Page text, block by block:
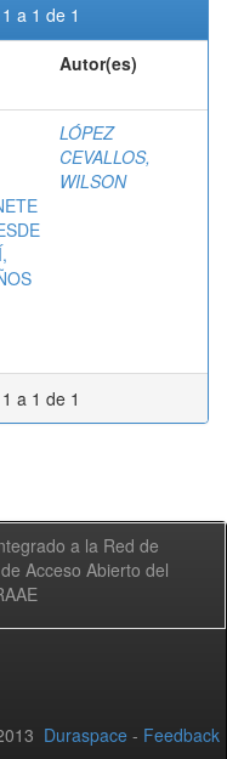
a 1 de 1
Autor(es)
LÓPEZ
CEVALLOS,
WILSON
a 1 de 1
a la Red de
Acceso Abierto del
Duraspace - Feedback